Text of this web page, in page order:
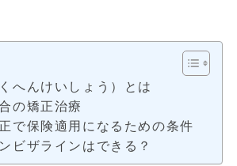
へんけいしょう）とは
の矯正治療
で保険適用になるための条件
ビザラインはできる？